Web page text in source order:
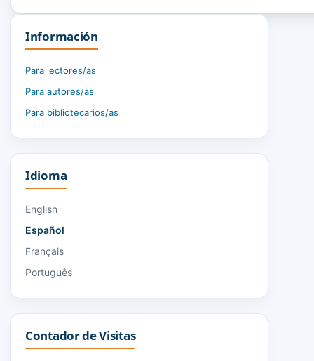
Información
Para lectores/as
Para autores/as
Para bibliotecarios/as
Idioma
English
Español
Français
Português
Contador de Visitas